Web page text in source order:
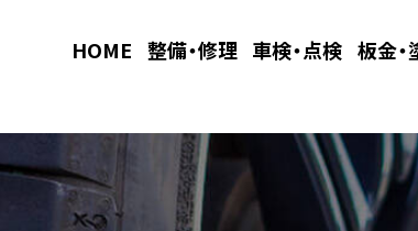
HOME 整備・修理 車検・点検 板金・